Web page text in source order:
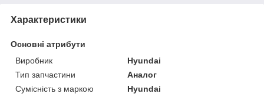
Характеристики
Основні атрибути
Виробник
Hyundai
Тип запчастини
Аналог
Сумісність з маркою
Hyundai